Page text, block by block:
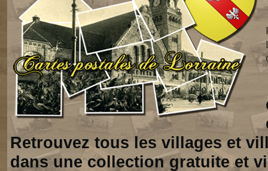
Retrouvez tous les villages et
dans une collection gratuite et